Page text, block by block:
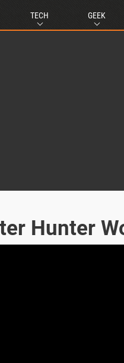
TECH GEEK
Hunter